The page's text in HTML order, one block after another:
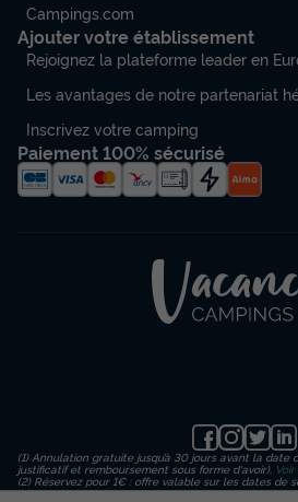
Campings.com
Ajouter votre établissement
Rejoignez la plateforme leader en
Les avantages de notre partenariat
Inscrivez votre camping
Paiement 100% sécurisé
(1) Annulation gratuite jusqu’à 30 jours avant la date
justificatif et remboursement sous forme d'avoir).
(2) Réservez pour 1€ : offre valable sur les dates
23/08/2026 inclus, en payant un acompte de 1€ sur